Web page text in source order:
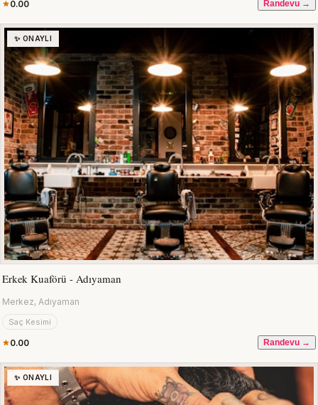
0.00 Randevu →
✨ ONAYLI
Erkek Kuaförü - Adıyaman
Merkez, Adıyaman
Saç Kesimi
0.00 Randevu →
✨ ONAYLI